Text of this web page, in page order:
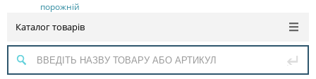
порожній
Каталог товарів